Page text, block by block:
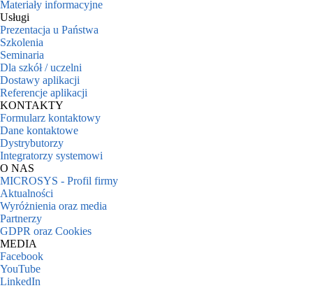
Materiały informacyjne
Usługi
Prezentacja u Państwa
Szkolenia
Seminaria
Dla szkół / uczelni
Dostawy aplikacji
Referencje aplikacji
KONTAKTY
Formularz kontaktowy
Dane kontaktowe
Dystrybutorzy
Integratorzy systemowi
O NAS
MICROSYS - Profil firmy
Aktualności
Wyróżnienia oraz media
Partnerzy
GDPR oraz Cookies
MEDIA
Facebook
YouTube
LinkedIn